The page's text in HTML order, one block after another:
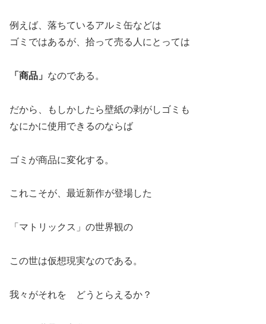
例えば、落ちているアルミ缶などは
ゴミではあるが、拾って売る人にとっては
「商品」 なのである。
だから、もしかしたら壁紙の剥がしゴミも
なにかに使用できるのならば
ゴミが商品に変化する。
これこそが、最近新作が登場した
「マトリックス」の世界観の
この世は仮想現実なのである。
我々がそれを どうとらえるか？